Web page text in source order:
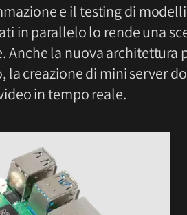
e il testing di modelli
in parallelo lo rende una
Anche la nuova architettura
la creazione di mini server
in tempo reale.